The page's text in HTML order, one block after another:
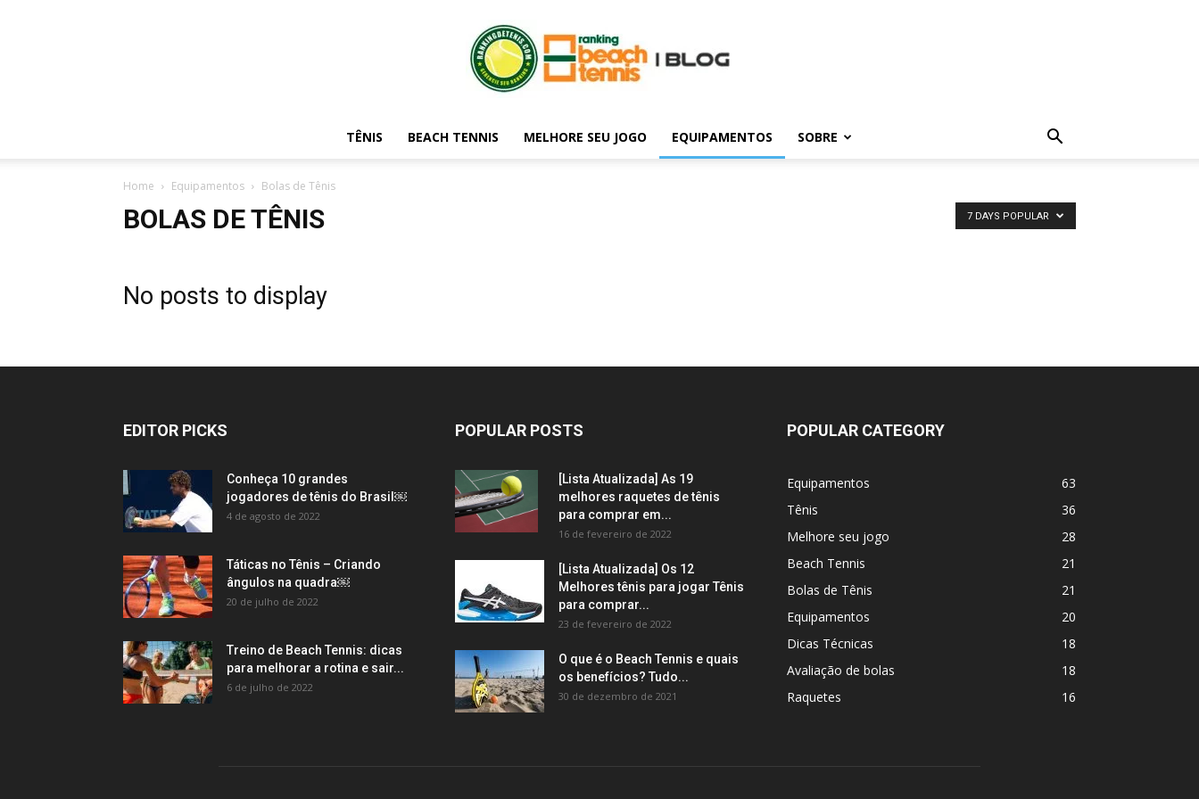
TÊNIS BEACH TENNIS MELHORE SEU JOGO EQUIPAMENTOS SOBRE
Home Equipamentos Bolas de Tênis
BOLAS DE TÊNIS 7 DAYS POPULAR
No posts to display
EDITOR PICKS
Conheça 10 grandes
jogadores de tênis do Brasil￼
4 de agosto de 2022
Táticas no Tênis – Criando
ângulos na quadra￼
20 de julho de 2022
Treino de Beach Tennis: dicas
para melhorar a rotina e sair...
6 de julho de 2022
POPULAR POSTS
[Lista Atualizada] As 19
melhores raquetes de tênis
para comprar em...
16 de fevereiro de 2022
[Lista Atualizada] Os 12
Melhores tênis para jogar Tênis
para comprar...
23 de fevereiro de 2022
O que é o Beach Tennis e quais
os benefícios? Tudo...
30 de dezembro de 2021
POPULAR CATEGORY
Equipamentos
63
Tênis
36
Melhore seu jogo
28
Beach Tennis
21
Bolas de Tênis
21
Equipamentos
20
Dicas Técnicas
18
Avaliação de bolas
18
Raquetes
16